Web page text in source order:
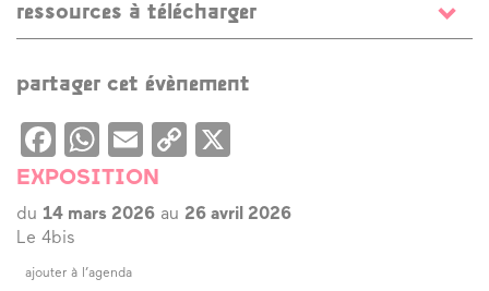
ressources à télécharger
partager cet évènement
Facebook
WhatsApp
EmailCopy
EXPOSITION
du 14 mars 2026 au 26 avril 2026
Le 4bis
ajouter à l’agenda